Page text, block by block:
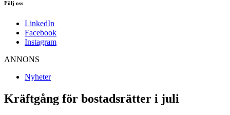
Följ oss
LinkedIn
Facebook
Instagram
ANNONS
Nyheter
Kräftgång för bostadsrätter i juli